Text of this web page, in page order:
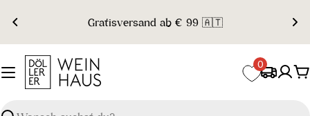
Inhalt
springen
Gratisversand ab € 99 🇦🇹
0